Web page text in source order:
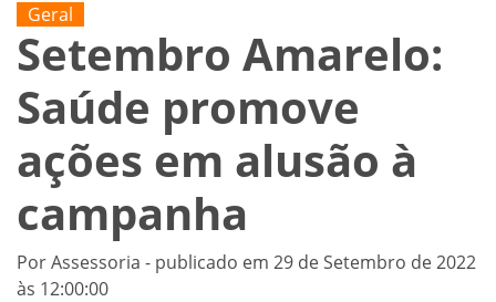
Geral
Setembro Amarelo:
Saúde promove
ações em alusão à
campanha
Por Assessoria - publicado em 29 de Setembro de 2022
às 12:00:00